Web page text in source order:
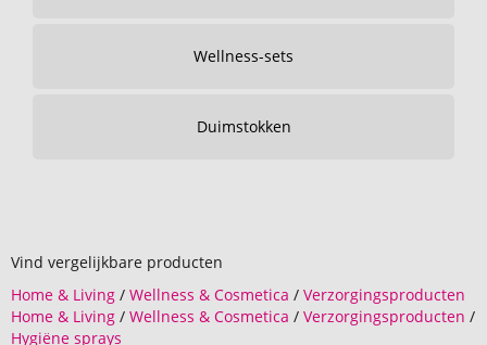
Wellness-sets
Duimstokken
Vind vergelijkbare producten
Home & Living / Wellness & Cosmetica / Verzorgingsproducten
Home & Living / Wellness & Cosmetica / Verzorgingsproducten /
Hygiëne sprays